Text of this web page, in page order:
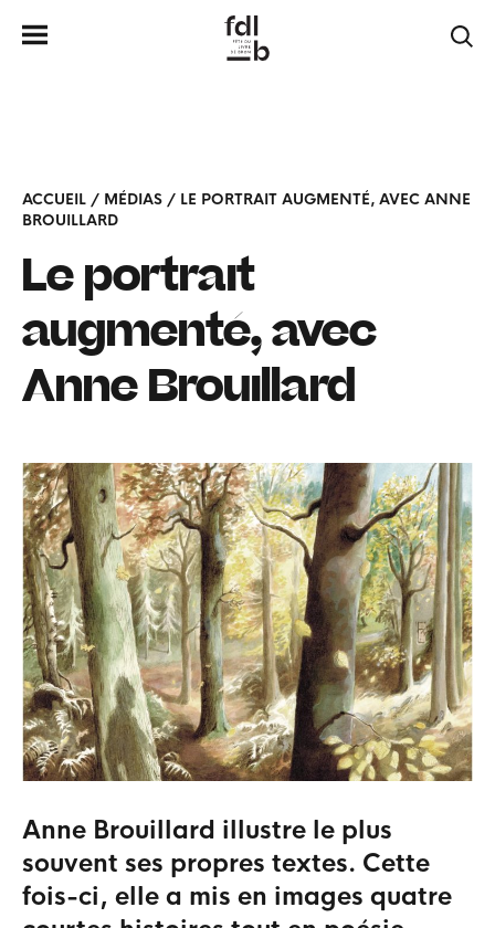
ACCUEIL / MÉDIAS / LE PORTRAIT AUGMENTÉ, AVEC ANNE
BROUILLARD
Le portrait
augmenté, avec
Anne Brouillard
Anne Brouillard illustre le plus
souvent ses propres textes. Cette
fois-ci, elle a mis en images quatre